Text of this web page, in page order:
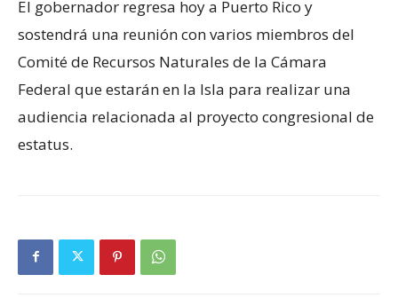
El gobernador regresa hoy a Puerto Rico y
sostendrá una reunión con varios miembros del
Comité de Recursos Naturales de la Cámara
Federal que estarán en la Isla para realizar una
audiencia relacionada al proyecto congresional de
estatus.